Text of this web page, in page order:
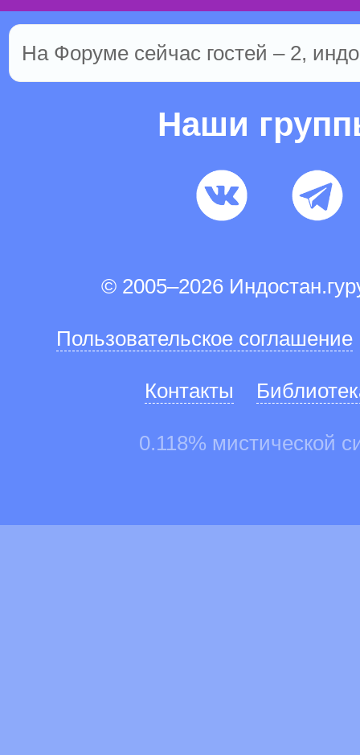
На Форуме сейчас гостей – 2,
Наши
© 2005–2026
Пользовательское соглашение
Контакты
0.118% мистической